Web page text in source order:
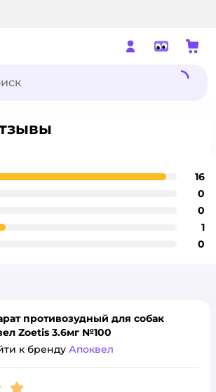
16
0
0
1
0
противозудный для собак
Zoetis 3.6мг №100
к бренду Апоквел